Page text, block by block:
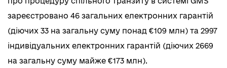
зареєстровано 46 загальних електронних гарантій
(діючих 33 на загальну суму понад €109 млн) та 2997
індивідуальних електронних гарантій (діючих 2669
на загальну суму майже €173 млн).